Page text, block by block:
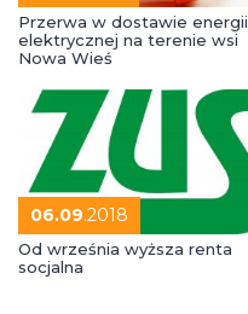
Przerwa w dostawie energii
elektrycznej na terenie wsi
Nowa Wieś
06.09.2018
Od września wyższa renta
socjalna